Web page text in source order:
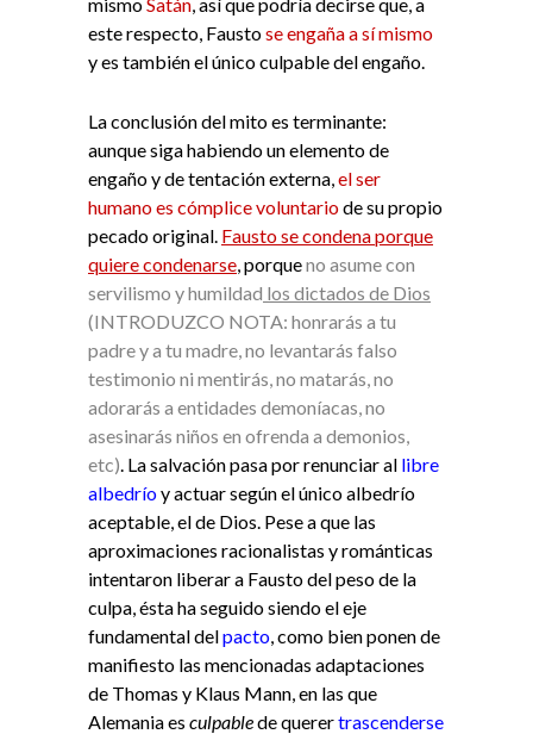
este respecto, Faustose engaña a sí mismo
y es también el único culpable del engaño.
La conclusión del mito es terminante:
aunque siga habiendo un elemento de
engaño y de tentación externa, el ser
humano es cómplice voluntariode su propio
pecado original. Fausto se condena porque
quiere condenarse , porqueno asume con
servilismo y humildad los dictados de Dios
(INTRODUZCO NOTA: honrarás a tu
padre y a tu madre, no levantarás falso
testimonio ni mentirás, no matarás, no
adorarás a entidades demoníacas, no
asesinarás niños en ofrenda a demonios,
etc) . La salvación pasa por renunciar al libre
albedríoy actuar según el único albedrío
aceptable, el de Dios. Pese a que las
aproximaciones racionalistas y románticas
intentaron liberar a Fausto del peso de la
culpa, ésta ha seguido siendo el eje
fundamental delpacto , como bien ponen de
manifiesto las mencionadas adaptaciones
de Thomas y Klaus Mann, en las que
Alemania es culpablede querertrascenderse